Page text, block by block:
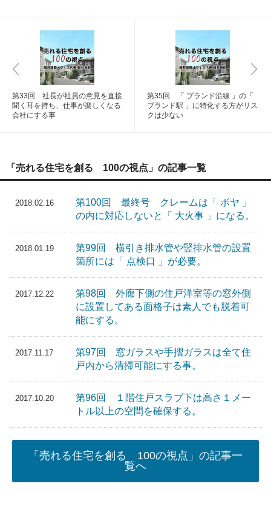
第33回 社長が社員の意見を直接
聞く耳を持ち、仕事が楽しくなる
会社にする事
第35回 「 ブランド沿線 」の「
ブランド駅 」に特化する方がリス
クは少ない
「売れる住宅を創る 100の視点」の記事一覧
2018.02.16
第100回 最終号 クレームは「 ボヤ 」
の内に対応しないと「 大火事 」になる。
2018.01.19
第99回 横引き排水管や竪排水管の設置
箇所には「 点検口 」が必要。
2017.12.22
第98回 外廊下側の住戸洋室等の窓外側
に設置してある面格子は素人でも脱着可
能にする。
2017.11.17
第97回 窓ガラスや手摺ガラスは全て住
戸内から清掃可能にする事。
2017.10.20
第96回 １階住戸スラブ下は高さ１メー
トル以上の空間を確保する。
「売れる住宅を創る 100の視点」の記事一
覧へ